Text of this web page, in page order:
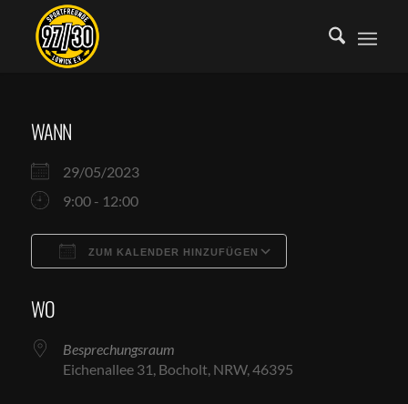
WANN
29/05/2023
9:00 - 12:00
ZUM KALENDER HINZUFÜGEN
WO
Besprechungsraum
Eichenallee 31, Bocholt, NRW, 46395